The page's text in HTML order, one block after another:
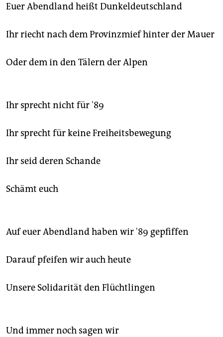
Euer Abendland heißt Dunkeldeutschland
Ihr riecht nach dem Provinzmief hinter der Mauer
Oder dem in den Tälern der Alpen
Ihr sprecht nicht für '89
Ihr sprecht für keine Freiheitsbewegung
Ihr seid deren Schande
Schämt euch
Auf euer Abendland haben wir '89 gepfiffen
Darauf pfeifen wir auch heute
Unsere Solidarität den Flüchtlingen
Und immer noch sagen wir